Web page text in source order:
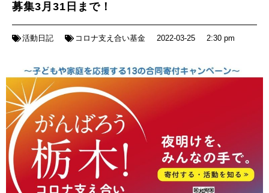
募集3月31日まで！
活動日記 コロナ支え合い基金 2022-03-25 2:30 pm